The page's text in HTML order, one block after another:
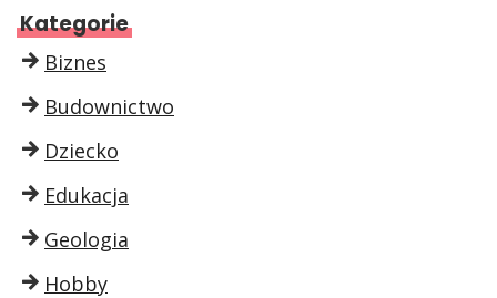
Kategorie
Biznes
Budownictwo
Dziecko
Edukacja
Geologia
Hobby